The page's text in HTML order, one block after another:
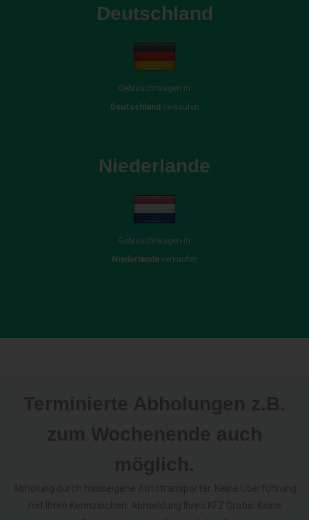
Deutschland
Gebrauchtwagen in
Deutschland verkaufen
Niederlande
Gebrauchtwagen in
Niederlandeverkaufen